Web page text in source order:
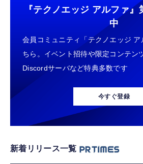
『テクノエッジ アルファ』
中
会員コミュニティ「テクノエッジ ア
ちら。イベント招待や限定コンテン
Discordサーバなど特典多数です
今すぐ登録
新着リリース一覧